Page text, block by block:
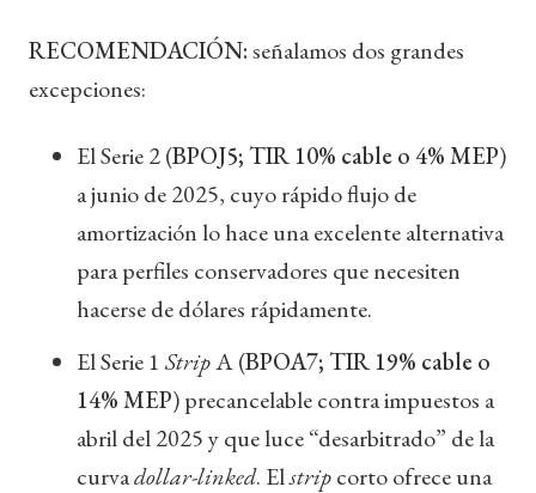
RECOMENDACIÓN:señalamos dos grandes
excepciones:
El Serie 2 (BPOJ5; TIR 10% cable o 4% MEP)
a junio de 2025, cuyo rápido flujo de
amortización lo hace una excelente alternativa
para perfiles conservadores que necesiten
hacerse de dólares rápidamente.
El Serie 1StripA (BPOA7; TIR 19% cable o
14% MEP) precancelable contra impuestos a
abril del 2025 y que luce “desarbitrado” de la
curvadollar-linked. Elstripcorto ofrece una